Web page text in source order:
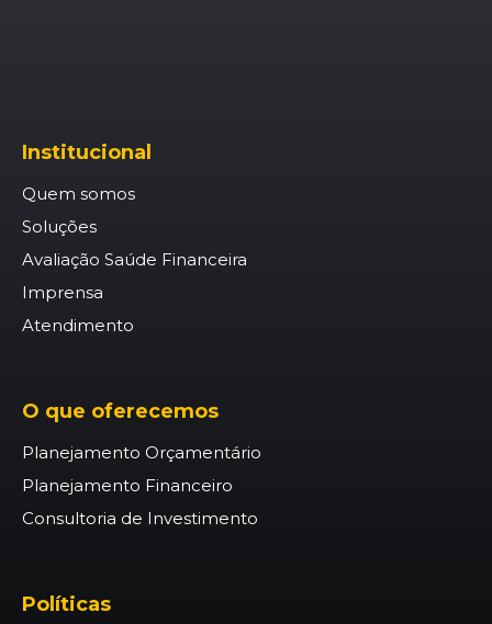
Institucional
Quem somos
Soluções
Avaliação Saúde Financeira
Imprensa
Atendimento
O que oferecemos
Planejamento Orçamentário
Planejamento Financeiro
Consultoria de Investimento
Políticas